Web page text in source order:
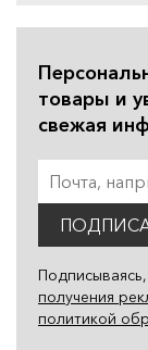
товары и
свежая
получения
политикой